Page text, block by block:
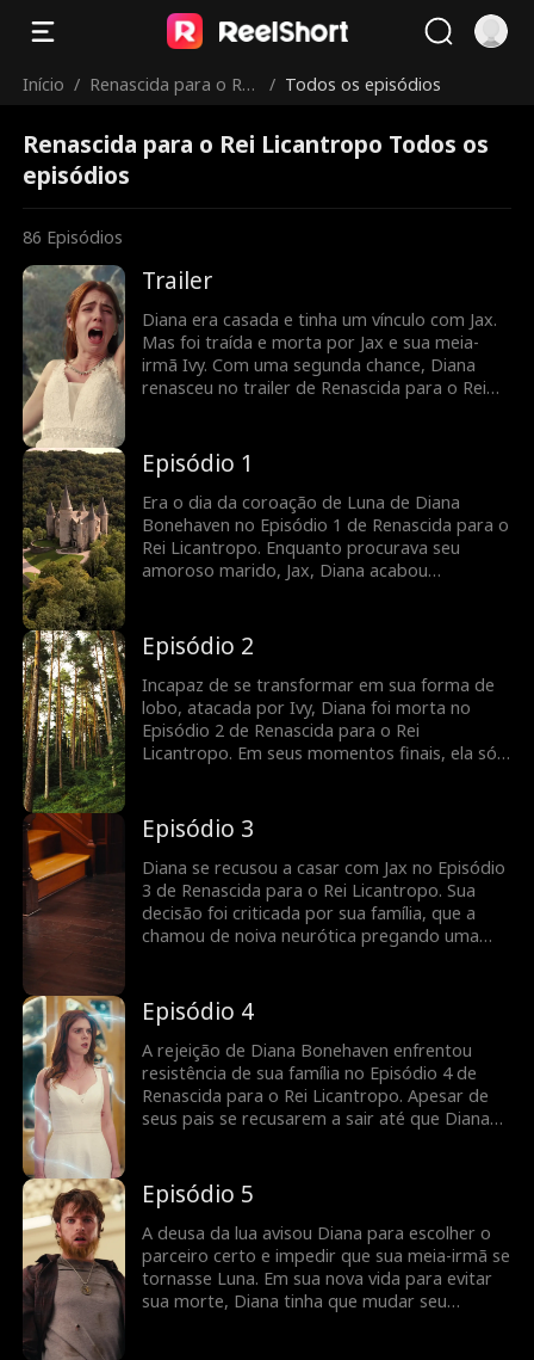
Início / Renascida para o Rei
/ Todos os episódios
Renascida para o Rei Licantropo Todos os
episódios
86 Episódios
Trailer
Diana era casada e tinha um vínculo com Jax.
Mas foi traída e morta por Jax e sua meia-
irmã Ivy. Com uma segunda chance, Diana
renasceu no trailer de Renascida para o Rei
vagabundo sem-teto que era o rei licantropo
oculto. Diana pode reescrever seu destino?
Episódio 1
Era o dia da coroação de Luna de Diana
Bonehaven no Episódio 1 de Renascida para o
Rei Licantropo. Enquanto procurava seu
amoroso marido, Jax, Diana acabou
ser rejeitada e perder seu título de Luna
quando Jax escolheu Ivy como parceira. O que
acontece a seguir?
Episódio 2
Incapaz de se transformar em sua forma de
lobo, atacada por Ivy, Diana foi morta no
Episódio 2 de Renascida para o Rei
Licantropo. Em seus momentos finais, ela só
dia de seu casamento com Jax. Diana
rejeitaria Jax? Confira os últimos episódios
agora!
Episódio 3
Diana se recusou a casar com Jax no Episódio
3 de Renascida para o Rei Licantropo. Sua
decisão foi criticada por sua família, que a
chamou de noiva neurótica pregando uma
como parceiro. Enquanto isso, o rei licantropo
perdido, Alexander, estava escondido,
observando o caos. O drama fica melhor;
assista agora!
Episódio 4
A rejeição de Diana Bonehaven enfrentou
resistência de sua família no Episódio 4 de
Renascida para o Rei Licantropo. Apesar de
seus pais se recusarem a sair até que Diana
ego e raiva. Quando Jax esbofeteou Diana e
tentou machucá-la, o vagabundo sem-teto
Alex veio em seu socorro. Diana reconheceria
Alex, o rei licantropo?
Episódio 5
A deusa da lua avisou Diana para escolher o
parceiro certo e impedir que sua meia-irmã se
tornasse Luna. Em sua nova vida para evitar
sua morte, Diana tinha que mudar seu